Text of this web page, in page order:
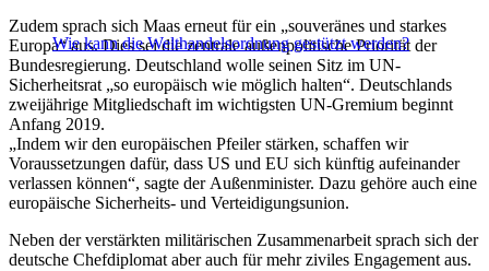
Wie kann die Welthandelsordnung gestützt werden?
Zudem sprach sich Maas erneut für ein „souveränes und starkes
Europa“ aus. Dies sei die zentrale außenpolitische Priorität der
Bundesregierung. Deutschland wolle seinen Sitz im UN-
Sicherheitsrat „so europäisch wie möglich halten“. Deutschlands
zweijährige Mitgliedschaft im wichtigsten UN-Gremium beginnt
Anfang 2019.
„Indem wir den europäischen Pfeiler stärken, schaffen wir
Voraussetzungen dafür, dass US und EU sich künftig aufeinander
verlassen können“, sagte der Außenminister. Dazu gehöre auch eine
europäische Sicherheits- und Verteidigungsunion.
Neben der verstärkten militärischen Zusammenarbeit sprach sich der
deutsche Chefdiplomat aber auch für mehr ziviles Engagement aus.